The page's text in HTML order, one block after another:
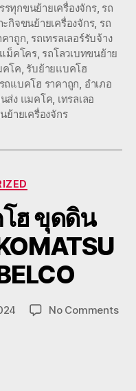
รทุกขนย้ายเครื่องจักร, รถ
ะกิจขนย้ายเครื่องจักร, รถ
าถูก, รถเทรลเลอร์รับจ้าง
ม็คโคร, รถโลวเบทขนย้าย
คโค, รับย้ายแบคโฮ
ถแบคโฮ ราคาถูก, อำเภอ
นส่ง แมคโค, เทรลเลอ
ย้ายเครื่องจักร
ฮ ขุดดิน
No Commentson